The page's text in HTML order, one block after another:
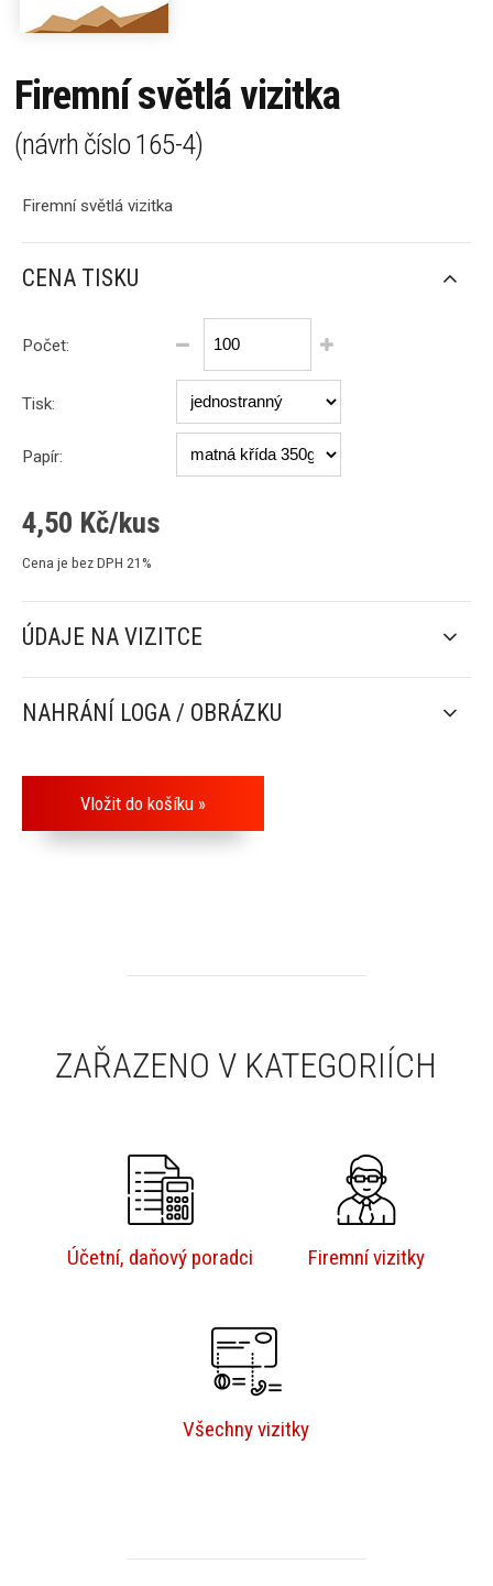
Firemní světlá vizitka
(návrh číslo165-4)
Firemní světlá vizitka
CENA TISKU
Počet:
Tisk:
Papír:
4,50 Kč/kus
Cena je bez DPH 21%
ÚDAJE NA VIZITCE
NAHRÁNÍ LOGA / OBRÁZKU
ZAŘAZENO V KATEGORIÍCH
Účetní, daňový poradci Firemní vizitky
Všechny vizitky